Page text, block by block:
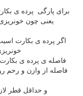
برای پارگی پرده ی
یعنی چون
فاصله از وازن و رحم
4)و حداقل قطر